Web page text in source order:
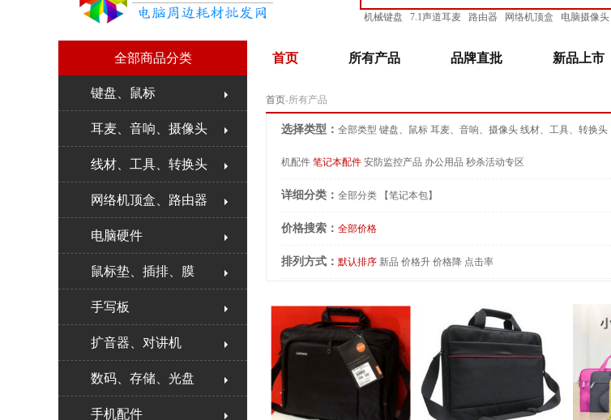
机械键盘 7.1声道耳麦 路由器 网络机顶盒 电脑摄像头
首页 所有产品 品牌直批 新品上市
全部商品分类
键盘、鼠标
耳麦、音响、摄像头
线材、工具、转换头
网络机顶盒、路由器
电脑硬件
鼠标垫、插排、膜
手写板
扩音器、对讲机
数码、存储、光盘
手机配件
首页-所有产品
选择类型： 全部类型 键盘、鼠标 耳麦、音响、摄像头 线材、工具、转换头
机配件 笔记本配件 安防监控产品 办公用品 秒杀活动专区
详细分类： 全部分类 【笔记本包】
价格搜索： 全部价格
排列方式： 默认排序 新品 价格升 价格降 点击率